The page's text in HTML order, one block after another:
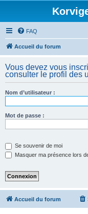
FAQ
Accueil du forum
Vous devez vous
consulter le profil des
Nom d’utilisateur :
Mot de passe :
Se souvenir de moi
Masquer ma présence lors
Accueil du forum